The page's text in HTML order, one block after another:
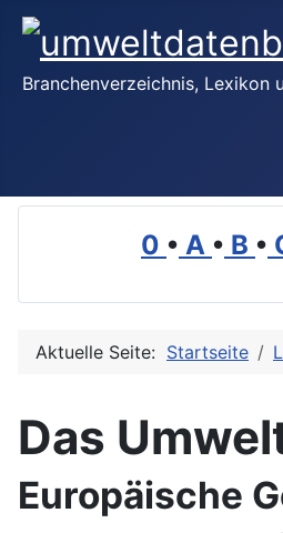
Branchenverzeichnis, Lexikon
0 • A • B •
Aktuelle Seite: Startseite
Das
Europäische